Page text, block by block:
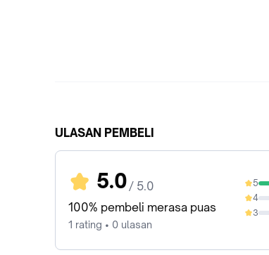
ULASAN PEMBELI
5.0 / 5.0
100% pembeli merasa puas
1 rating • 0 ulasan
5
100%
4
0%
3
0%